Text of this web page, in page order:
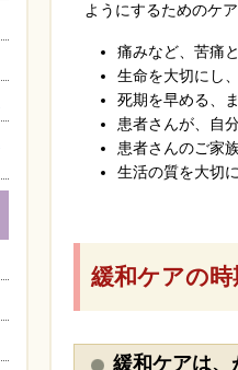
ようにするためのケ
痛みなど、苦痛
生命を大切にし
死期を早める、
患者さんが、自
患者さんのご家
生活の質を大切
緩和ケアの
緩和ケアは、